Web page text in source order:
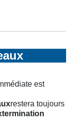
est
restera toujours